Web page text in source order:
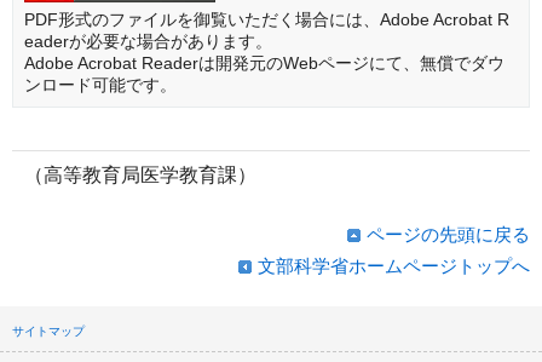
PDF形式のファイルを御覧いただく場合には、Adobe Acrobat R
eaderが必要な場合があります。
Adobe Acrobat Readerは開発元のWebページにて、無償でダウ
ンロード可能です。
（高等教育局医学教育課）
ページの先頭に戻る
文部科学省ホームページトップへ
サイトマップ